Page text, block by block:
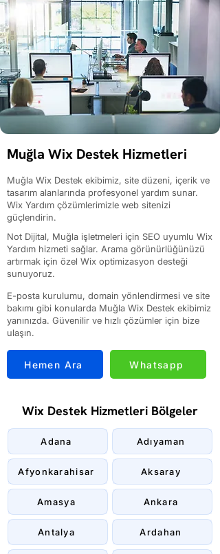
Muğla Wix Destek Hizmetleri
Muğla Wix Destek ekibimiz, site düzeni, içerik ve
tasarım alanlarında profesyonel yardım sunar.
Wix Yardım çözümlerimizle web sitenizi
güçlendirin.
Not Dijital, Muğla işletmeleri için SEO uyumlu Wix
Yardım hizmeti sağlar. Arama görünürlüğünüzü
artırmak için özel Wix optimizasyon desteği
sunuyoruz.
E-posta kurulumu, domain yönlendirmesi ve site
bakımı gibi konularda Muğla Wix Destek ekibimiz
yanınızda. Güvenilir ve hızlı çözümler için bize
ulaşın.
Hemen Ara Whatsapp
Wix Destek Hizmetleri Bölgeler
Adana
Afyonkarahisar
Amasya
Antalya
Adıyaman
Aksaray
Ankara
Ardahan